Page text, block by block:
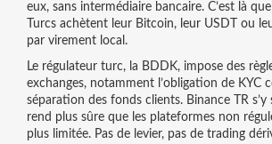
eux, sans intermédiaire bancaire. C’est là
Turcs achètent leur Bitcoin, leur USDT ou
par virement local.
Le régulateur turc, la BDDK, impose des
exchanges, notamment l’obligation de KYC
séparation des fonds clients. Binance TR
rend plus sûre que les plateformes non
plus limitée. Pas de levier, pas de trading